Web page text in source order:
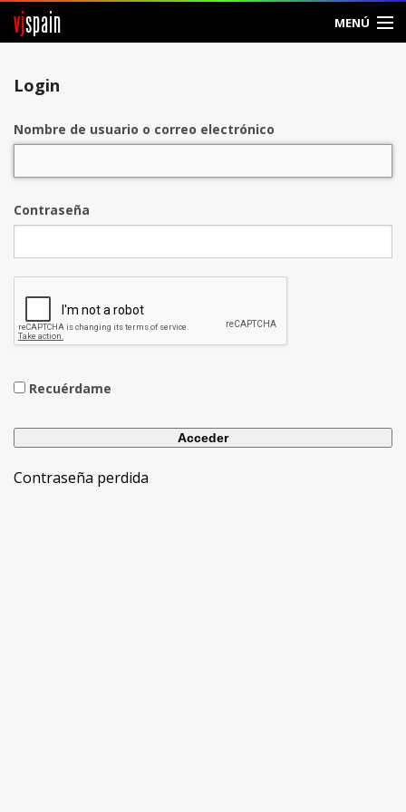
vjspain MENÚ
Login
Nombre de usuario o correo electrónico
Contraseña
Recuérdame
Contraseña perdida